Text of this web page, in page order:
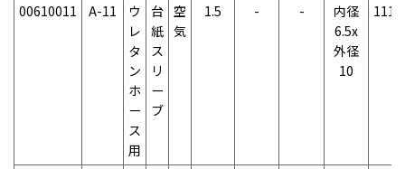
00610011 A-11
ウ
レ
タ
ン
ホ
ー
ス
用
台
紙
ス
リ
ー
ブ
空
気
1.5 - -
内径
6.5x
外径
10
111g